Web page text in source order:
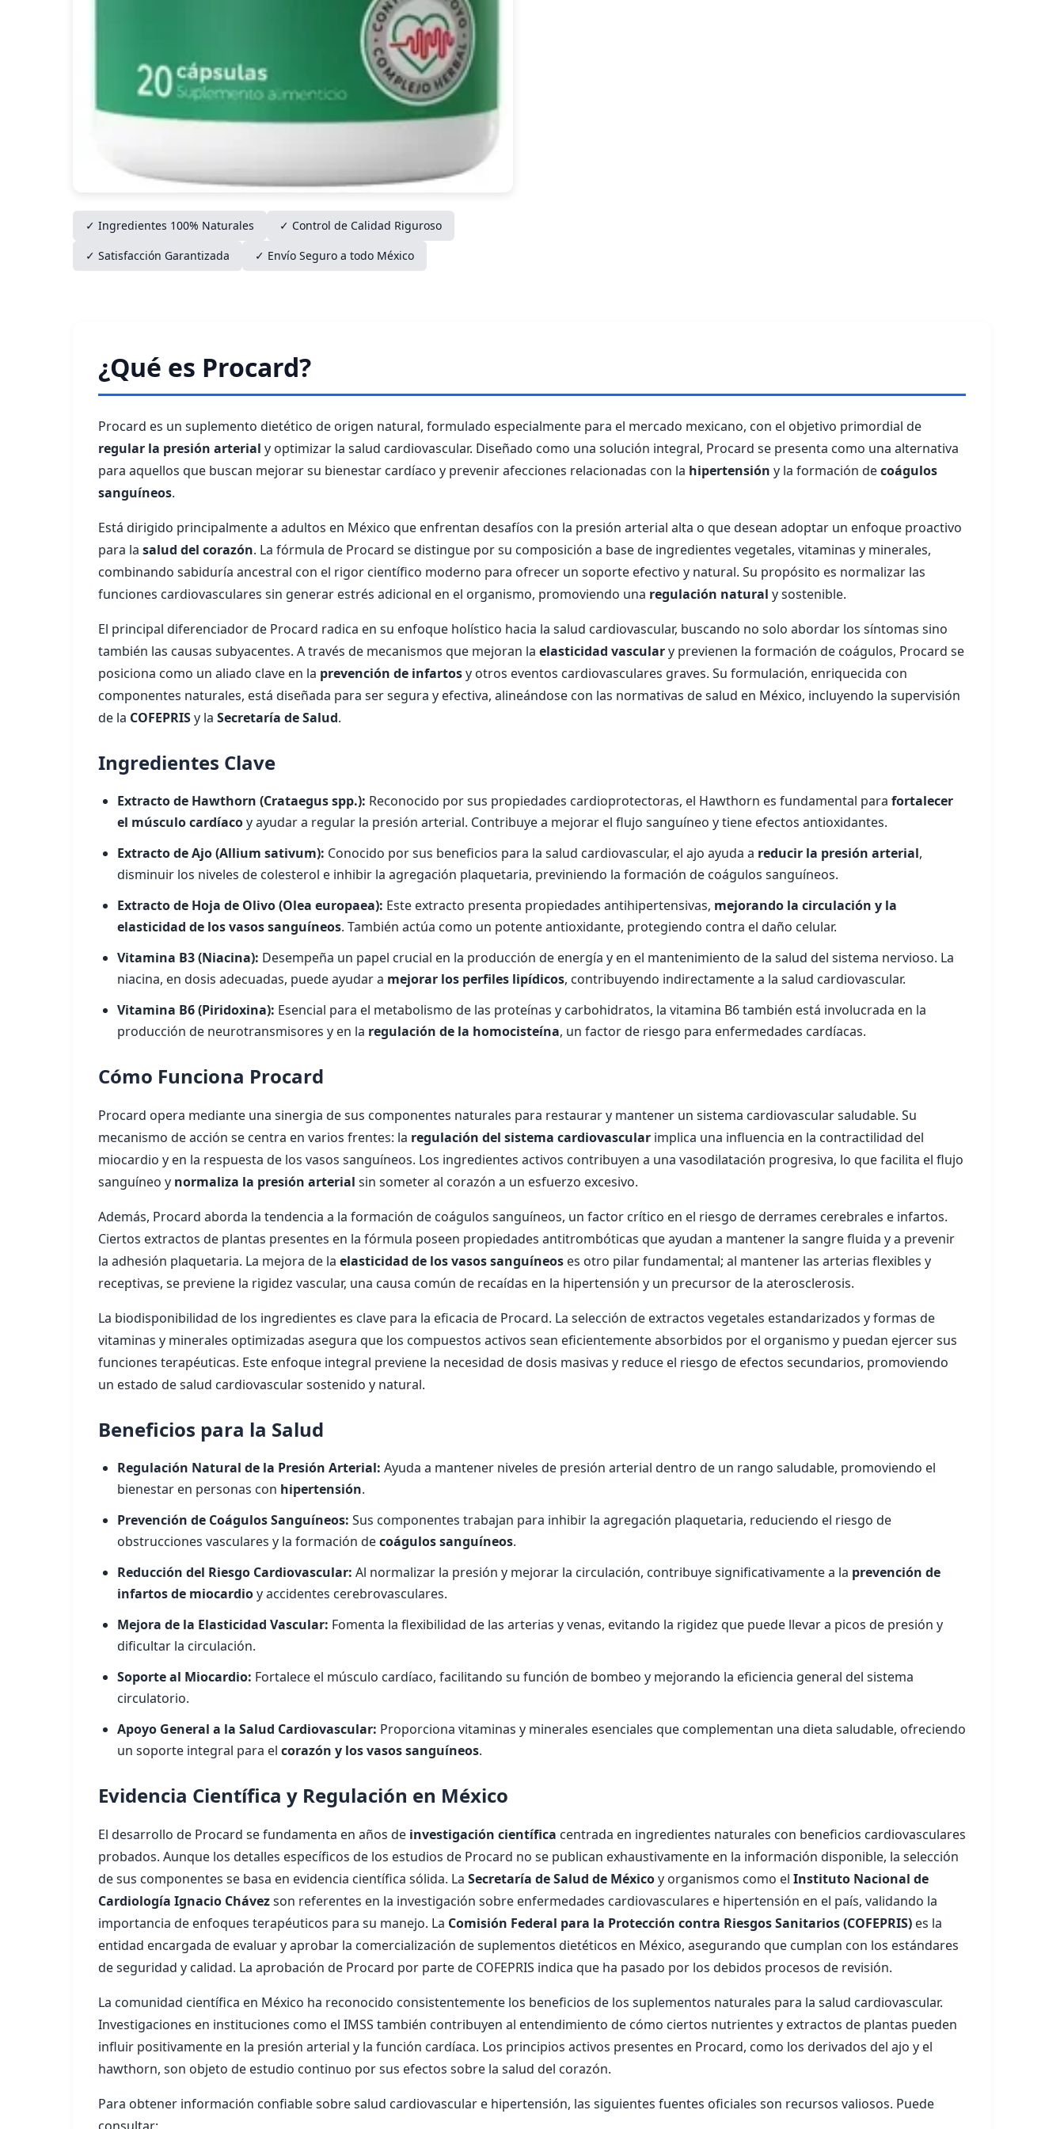
✓ Ingredientes 100% Naturales
✓ Control de Calidad Riguroso
✓ Satisfacción Garantizada
✓ Envío Seguro a todo México
¿Qué es Procard?
Procard es un suplemento dietético de origen natural, formulado especialmente para el mercado mexicano, con el objetivo primordial de
regular la presión arterial y optimizar la salud cardiovascular. Diseñado como una solución integral, Procard se presenta como una alternativa
para aquellos que buscan mejorar su bienestar cardíaco y prevenir afecciones relacionadas con la hipertensión y la formación decoágulos
sanguíneos.
Está dirigido principalmente a adultos en México que enfrentan desafíos con la presión arterial alta o que desean adoptar un enfoque proactivo
para la salud del corazón. La fórmula de Procard se distingue por su composición a base de ingredientes vegetales, vitaminas y minerales,
combinando sabiduría ancestral con el rigor científico moderno para ofrecer un soporte efectivo y natural. Su propósito es normalizar las
funciones cardiovasculares sin generar estrés adicional en el organismo, promoviendo una regulación natural y sostenible.
El principal diferenciador de Procard radica en su enfoque holístico hacia la salud cardiovascular, buscando no solo abordar los síntomas sino
también las causas subyacentes. A través de mecanismos que mejoran la elasticidad vasculary previenen la formación de coágulos, Procard se
posiciona como un aliado clave en la prevención de infartosy otros eventos cardiovasculares graves. Su formulación, enriquecida con
componentes naturales, está diseñada para ser segura y efectiva, alineándose con las normativas de salud en México, incluyendo la supervisión
de la COFEPRISy la Secretaría de Salud.
Ingredientes Clave
Extracto de Hawthorn (Crataegus spp.): Reconocido por sus propiedades cardioprotectoras, el Hawthorn es fundamental para fortalecer
el músculo cardíacoy ayudar a regular la presión arterial. Contribuye a mejorar el flujo sanguíneo y tiene efectos antioxidantes.
Extracto de Ajo (Allium sativum): Conocido por sus beneficios para la salud cardiovascular, el ajo ayuda a reducir la presión arterial,
disminuir los niveles de colesterol e inhibir la agregación plaquetaria, previniendo la formación de coágulos sanguíneos.
Extracto de Hoja de Olivo (Olea europaea): Este extracto presenta propiedades antihipertensivas, mejorando la circulación y la
elasticidad de los vasos sanguíneos. También actúa como un potente antioxidante, protegiendo contra el daño celular.
Vitamina B3 (Niacina): Desempeña un papel crucial en la producción de energía y en el mantenimiento de la salud del sistema nervioso. La
niacina, en dosis adecuadas, puede ayudar a mejorar los perfiles lipídicos, contribuyendo indirectamente a la salud cardiovascular.
Vitamina B6 (Piridoxina): Esencial para el metabolismo de las proteínas y carbohidratos, la vitamina B6 también está involucrada en la
producción de neurotransmisores y en la regulación de la homocisteína, un factor de riesgo para enfermedades cardíacas.
Cómo Funciona Procard
Procard opera mediante una sinergia de sus componentes naturales para restaurar y mantener un sistema cardiovascular saludable. Su
mecanismo de acción se centra en varios frentes: la regulación del sistema cardiovascular implica una influencia en la contractilidad del
miocardio y en la respuesta de los vasos sanguíneos. Los ingredientes activos contribuyen a una vasodilatación progresiva, lo que facilita el flujo
sanguíneo y normaliza la presión arterial sin someter al corazón a un esfuerzo excesivo.
Además, Procard aborda la tendencia a la formación de coágulos sanguíneos, un factor crítico en el riesgo de derrames cerebrales e infartos.
Ciertos extractos de plantas presentes en la fórmula poseen propiedades antitrombóticas que ayudan a mantener la sangre fluida y a prevenir
la adhesión plaquetaria. La mejora de la elasticidad de los vasos sanguíneos es otro pilar fundamental; al mantener las arterias flexibles y
receptivas, se previene la rigidez vascular, una causa común de recaídas en la hipertensión y un precursor de la aterosclerosis.
La biodisponibilidad de los ingredientes es clave para la eficacia de Procard. La selección de extractos vegetales estandarizados y formas de
vitaminas y minerales optimizadas asegura que los compuestos activos sean eficientemente absorbidos por el organismo y puedan ejercer sus
funciones terapéuticas. Este enfoque integral previene la necesidad de dosis masivas y reduce el riesgo de efectos secundarios, promoviendo
un estado de salud cardiovascular sostenido y natural.
Beneficios para la Salud
Regulación Natural de la Presión Arterial: Ayuda a mantener niveles de presión arterial dentro de un rango saludable, promoviendo el
bienestar en personas con hipertensión.
Prevención de Coágulos Sanguíneos: Sus componentes trabajan para inhibir la agregación plaquetaria, reduciendo el riesgo de
obstrucciones vasculares y la formación decoágulos sanguíneos.
Reducción del Riesgo Cardiovascular: Al normalizar la presión y mejorar la circulación, contribuye significativamente a la prevención de
infartos de miocardioy accidentes cerebrovasculares.
Mejora de la Elasticidad Vascular: Fomenta la flexibilidad de las arterias y venas, evitando la rigidez que puede llevar a picos de presión y
dificultar la circulación.
Soporte al Miocardio: Fortalece el músculo cardíaco, facilitando su función de bombeo y mejorando la eficiencia general del sistema
circulatorio.
Apoyo General a la Salud Cardiovascular: Proporciona vitaminas y minerales esenciales que complementan una dieta saludable, ofreciendo
un soporte integral para el corazón y los vasos sanguíneos.
Evidencia Científica y Regulación en México
El desarrollo de Procard se fundamenta en años de investigación científica centrada en ingredientes naturales con beneficios cardiovasculares
probados. Aunque los detalles específicos de los estudios de Procard no se publican exhaustivamente en la información disponible, la selección
de sus componentes se basa en evidencia científica sólida. La Secretaría de Salud de Méxicoy organismos como el Instituto Nacional de
Cardiología Ignacio Chávezson referentes en la investigación sobre enfermedades cardiovasculares e hipertensión en el país, validando la
importancia de enfoques terapéuticos para su manejo. La Comisión Federal para la Protección contra Riesgos Sanitarios (COFEPRIS) es la
entidad encargada de evaluar y aprobar la comercialización de suplementos dietéticos en México, asegurando que cumplan con los estándares
de seguridad y calidad. La aprobación de Procard por parte de COFEPRIS indica que ha pasado por los debidos procesos de revisión.
La comunidad científica en México ha reconocido consistentemente los beneficios de los suplementos naturales para la salud cardiovascular.
Investigaciones en instituciones como el IMSS también contribuyen al entendimiento de cómo ciertos nutrientes y extractos de plantas pueden
influir positivamente en la presión arterial y la función cardíaca. Los principios activos presentes en Procard, como los derivados del ajo y el
hawthorn, son objeto de estudio continuo por sus efectos sobre la salud del corazón.
Para obtener información confiable sobre salud cardiovascular e hipertensión, las siguientes fuentes oficiales son recursos valiosos. Puede
consultar: